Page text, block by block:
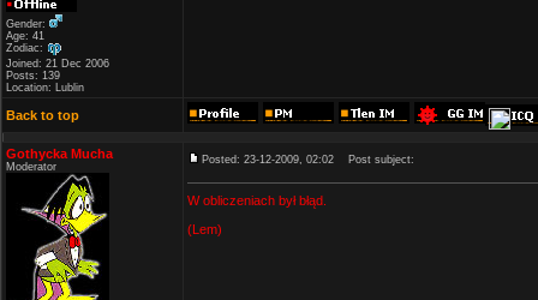
Gender:
Age: 41
Zodiac:
Joined: 21 Dec 2006
Posts: 139
Location: Lublin
Back to top
Gothycka Mucha
Moderator
Posted: 23-12-2009, 02:02 Post subject:
W obliczeniach był błąd.
(Lem)